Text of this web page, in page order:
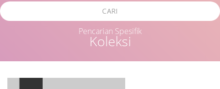
Koleksi
CARI
Pencarian Spesifik